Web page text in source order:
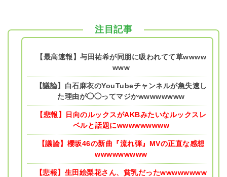
注目記事
【最高速報】与田祐希が同朋に吸われてて草wwww
www
【議論】白石麻衣のYouTubeチャンネルが急失速し
た理由が◯◯ってマジかwwwwwwww
【悲報】日向のルックスがAKBみたいなルックスレ
ベルと話題にwwwwwwwww
【議論】櫻坂46の新曲『流れ弾』MVの正直な感想
wwwwwwwww
【悲報】生田絵梨花さん、貧乳だったwwwwwwww